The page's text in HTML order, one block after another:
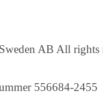
AB All rights
556684-2455